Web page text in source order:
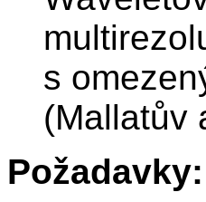
s
(Mallatův
Požadavky: